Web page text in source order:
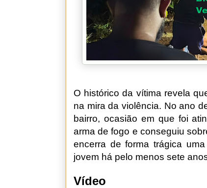
O histórico da vítima revela
na mira da violência. No ano
bairro, ocasião em que foi
arma de fogo e conseguiu
encerra de forma trágica
jovem há pelo menos sete
Vídeo